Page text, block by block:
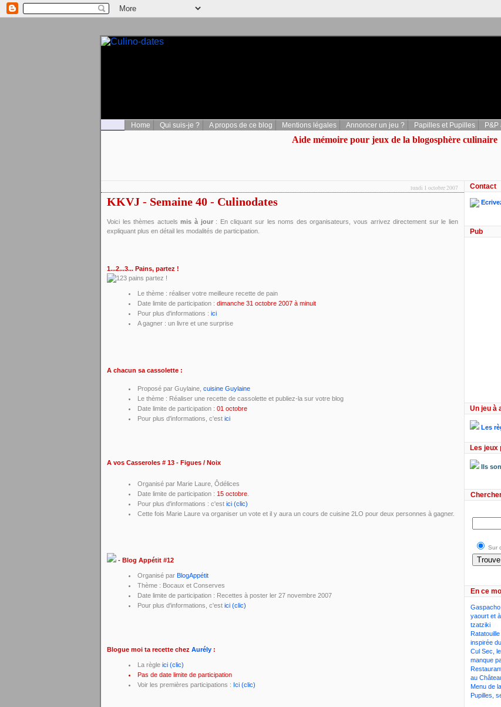
Home Qui suis-je ? A propos de ce blog Mentions légales Annoncer un jeu ? Papilles et Pupilles
Aide mémoire pour jeux de la blogosphère culinaire
lundi 1 octobre 2007
KKVJ - Semaine 40 - Culinodates
Voici les thèmes actuelsmis à jour: En cliquant sur les noms des organisateurs, vous arrivez directement sur le lien
expliquant plus en détail les modalités de participation.
1...2...3... Pains, partez !
Le thème : réaliser votre meilleure recette de pain
Date limite de participation : dimanche 31 octobre 2007 à minuit
Pour plus d'informations : ici
A gagner : un livre et une surprise
A chacun sa cassolette :
Proposé par Guylaine, cuisine Guylaine
Le thème : Réaliser une recette de cassolette et publiez-la sur votre blog
Date limite de participation : 01 octobre
Pour plus d'informations, c'est ici
A vos Casseroles # 13 - Figues / Noix
Organisé par Marie Laure, Ôdélices
Date limite de participation : 15 octobre
Pour plus d'informations : c'est ici (clic)
Cette fois Marie Laure va organiser un vote et il y aura un cours de cuisine 2LO pour deux personnes à gagner.
- Blog Appétit #12
Organisé par BlogAppétit
Thème : Bocaux et Conserves
Date limite de participation : Recettes à poster ler 27 novembre 2007
Pour plus d'informations, c'est ici (clic)
Blogue moi ta recette chez Aurély :
La règle ici (clic)
Pas de date limite de participation
Voir les premières participations : Ici (clic)
Contact
Pub
Un jeu à
Les
Les jeux
Ils
Sur
En ce
yaourt et
tzatziki
inspirée
Cul Sec,
manque
au
Menu de
Pupilles,